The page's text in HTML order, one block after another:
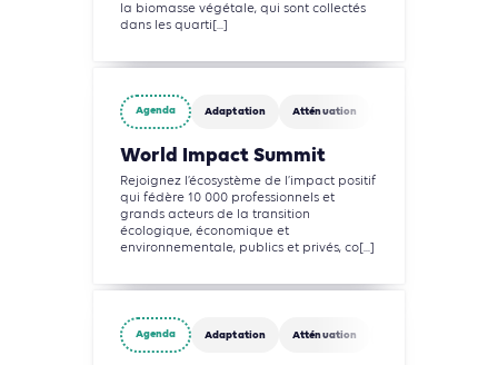
la biomasse végétale, qui sont collectés
dans les quarti[...]
Agenda Adaptation Atténuation
World Impact Summit
Rejoignez l’écosystème de l’impact positif
qui fédère 10 000 professionnels et
grands acteurs de la transition
écologique, économique et
environnementale, publics et privés, co[...]
Agenda Adaptation Atténuation